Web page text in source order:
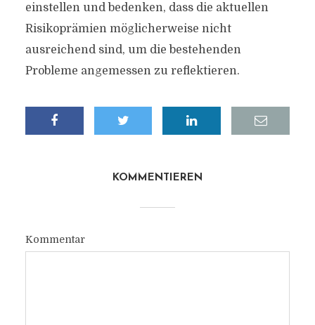
einstellen und bedenken, dass die aktuellen
Risikoprämien möglicherweise nicht
ausreichend sind, um die bestehenden
Probleme angemessen zu reflektieren.
KOMMENTIEREN
Kommentar